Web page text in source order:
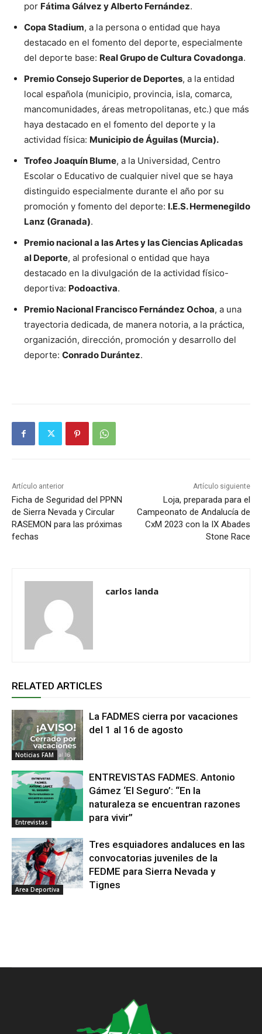
por Fátima Gálvez y Alberto Fernández.
Copa Stadium, a la persona o entidad que haya
destacado en el fomento del deporte, especialmente
del deporte base: Real Grupo de Cultura Covadonga.
Premio Consejo Superior de Deportes, a la entidad
local española (municipio, provincia, isla, comarca,
mancomunidades, áreas metropolitanas, etc.) que más
haya destacado en el fomento del deporte y la
actividad física: Municipio de Águilas (Murcia).
Trofeo Joaquín Blume, a la Universidad, Centro
Escolar o Educativo de cualquier nivel que se haya
distinguido especialmente durante el año por su
promoción y fomento del deporte: I.E.S. Hermenegildo
Lanz (Granada).
Premio nacional a las Artes y las Ciencias Aplicadas
al Deporte, al profesional o entidad que haya
destacado en la divulgación de la actividad físico-
deportiva: Podoactiva.
Premio Nacional Francisco Fernández Ochoa, a una
trayectoria dedicada, de manera notoria, a la práctica,
organización, dirección, promoción y desarrollo del
deporte: Conrado Durántez.
Artículo anterior
Ficha de Seguridad del PPNN
de Sierra Nevada y Circular
RASEMON para las próximas
fechas
Artículo siguiente
Loja, preparada para el
Campeonato de Andalucía de
CxM 2023 con la IX Abades
Stone Race
carlos landa
RELATED ARTICLES
Noticias FAM
La FADMES cierra por vacaciones
del 1 al 16 de agosto
Entrevistas
ENTREVISTAS FADMES. Antonio
Gámez ‘El Seguro’: “En la
naturaleza se encuentran razones
para vivir”
Area Deportiva
Tres esquiadores andaluces en las
convocatorias juveniles de la
FEDME para Sierra Nevada y
Tignes